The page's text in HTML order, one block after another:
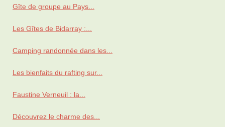
Gîte de groupe au Pays...
Les Gîtes de Bidarray :...
Camping randonnée dans les...
Les bienfaits du rafting sur...
Faustine Verneuil : la...
Découvrez le charme des...